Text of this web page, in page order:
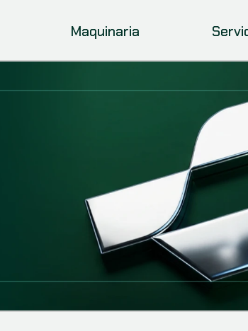
Maquinaria